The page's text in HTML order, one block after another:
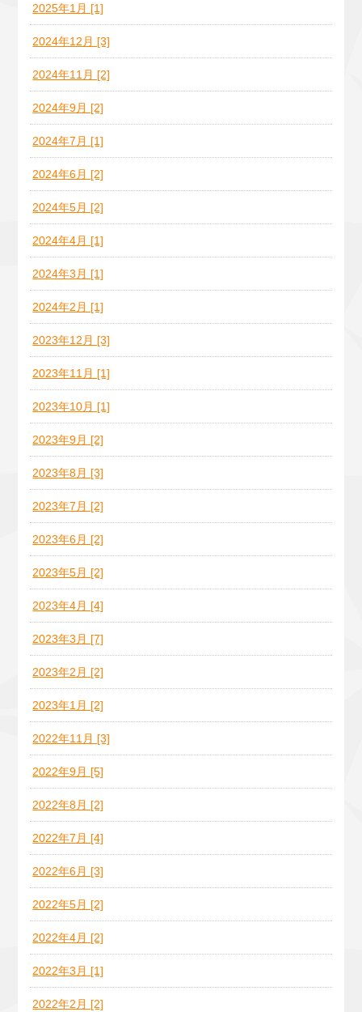
2025年1月 [1]
2024年12月 [3]
2024年11月 [2]
2024年9月 [2]
2024年7月 [1]
2024年6月 [2]
2024年5月 [2]
2024年4月 [1]
2024年3月 [1]
2024年2月 [1]
2023年12月 [3]
2023年11月 [1]
2023年10月 [1]
2023年9月 [2]
2023年8月 [3]
2023年7月 [2]
2023年6月 [2]
2023年5月 [2]
2023年4月 [4]
2023年3月 [7]
2023年2月 [2]
2023年1月 [2]
2022年11月 [3]
2022年9月 [5]
2022年8月 [2]
2022年7月 [4]
2022年6月 [3]
2022年5月 [2]
2022年4月 [2]
2022年3月 [1]
2022年2月 [2]